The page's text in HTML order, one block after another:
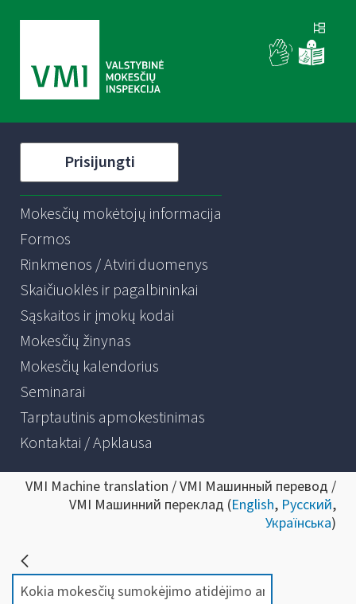
Prisijungti
Mokesčių mokėtojų informacija
Formos
Rinkmenos / Atviri duomenys
Skaičiuoklės ir pagalbininkai
Sąskaitos ir įmokų kodai
Mokesčių žinynas
Mokesčių kalendorius
Seminarai
Tarptautinis apmokestinimas
Kontaktai / Apklausa
VMI Machine translation / VMI Машинный перевод /
VMI Машинний переклад (English, Русский,
Українська)